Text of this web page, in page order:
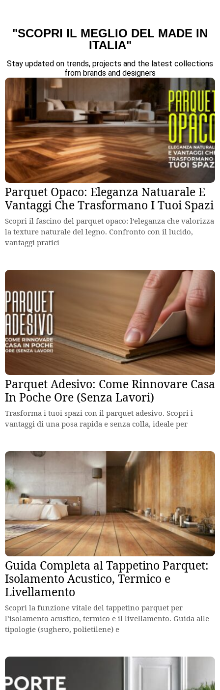
"SCOPRI IL MEGLIO DEL MADE IN
ITALIA"
Stay updated on trends, projects and the latest collections
from brands and designers
Parquet Opaco: Eleganza Natuarale E
Vantaggi Che Trasformano I Tuoi Spazi
Scopri il fascino del parquet opaco: l’eleganza che valorizza
la texture naturale del legno. Confronto con il lucido,
vantaggi pratici
Parquet Adesivo: Come Rinnovare Casa
In Poche Ore (Senza Lavori)
Trasforma i tuoi spazi con il parquet adesivo. Scopri i
vantaggi di una posa rapida e senza colla, ideale per
Guida Completa al Tappetino Parquet:
Isolamento Acustico, Termico e
Livellamento
Scopri la funzione vitale del tappetino parquet per
l’isolamento acustico, termico e il livellamento. Guida alle
tipologie (sughero, polietilene) e